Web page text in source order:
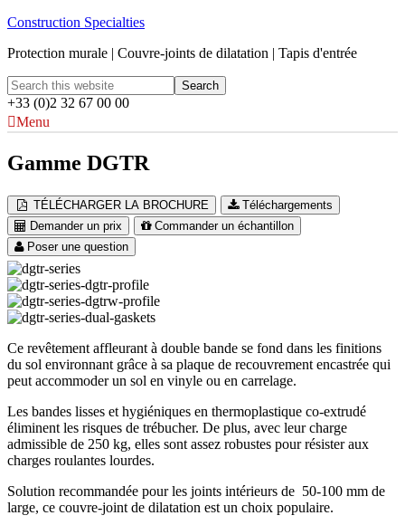
Construction Specialties
Protection murale | Couvre-joints de dilatation | Tapis d'entrée
+33 (0)2 32 67 00 00
Menu
Gamme DGTR
TÉLÉCHARGER LA BROCHURE
Téléchargements
Demander un prix
Commander un échantillon
Poser une question
Ce revêtement affleurant à double bande se fond dans les finitions
du sol environnant grâce à sa plaque de recouvrement encastrée qui
peut accommoder un sol en vinyle ou en carrelage.
Les bandes lisses et hygiéniques en thermoplastique co-extrudé
éliminent les risques de trébucher. De plus, avec leur charge
admissible de 250 kg, elles sont assez robustes pour résister aux
charges roulantes lourdes.
Solution recommandée pour les joints intérieurs de 50-100 mm de
large, ce couvre-joint de dilatation est un choix populaire.